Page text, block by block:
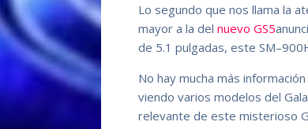
Lo segundo que nos llama la
mayor a la delnuevo GS5
de 5.1 pulgadas, este
No hay mucha más
viendo varios modelos del
relevante de este misterioso